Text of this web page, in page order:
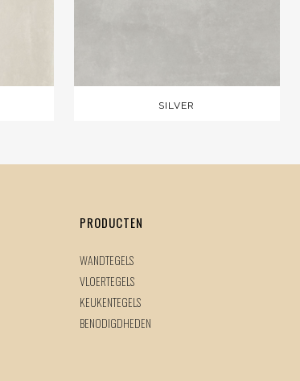
SILVER
PRODUCTEN
WANDTEGELS
VLOERTEGELS
KEUKENTEGELS
BENODIGDHEDEN